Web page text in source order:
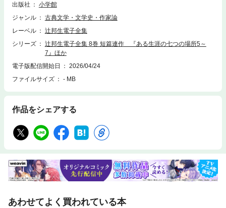
本で「戦争の二十世紀」を生きる人々の愛と死のドラマを連ねた壮大な
「短篇集」である。第8巻では、第57話「舷燈の下」（1980年4月「海」
レール」）、雑誌連載終了後に書かれたエピローグ（1988年11月単行本
『ある生涯の七つの場所8 神々の愛でし海』初出）まで、43篇を収録し
ている。さらにあとがき2篇（単行本『雨季の終り』『神々の愛でし
海』）と、関連エッセイ4篇も併録。解説は第7巻に続き、元毎日新聞ロー
マ特派員・井上卓弥氏が担当。付録として『ある生涯の七つの場所』の創
作メモ等を収録する。※この作品はカラーが含まれます。
出版社
小学館
ジャンル
古典文学・文学史・作家論
レーベル
辻邦生電子全集
シリーズ
辻邦生電子全集 8巻 短篇連作 『ある生涯の七つの場所5～
7』ほか
電子版配信開始日
2026/04/24
ファイルサイズ
- MB
作品をシェアする
あわせてよく買われている本